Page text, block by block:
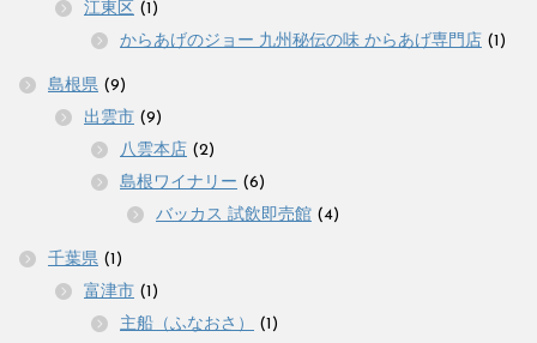
江東区 (1)
からあげのジョー 九州秘伝の味 からあげ専門店 (1)
島根県 (9)
出雲市 (9)
八雲本店 (2)
島根ワイナリー (6)
バッカス 試飲即売館 (4)
千葉県 (1)
富津市 (1)
主船（ふなおさ）
(1)